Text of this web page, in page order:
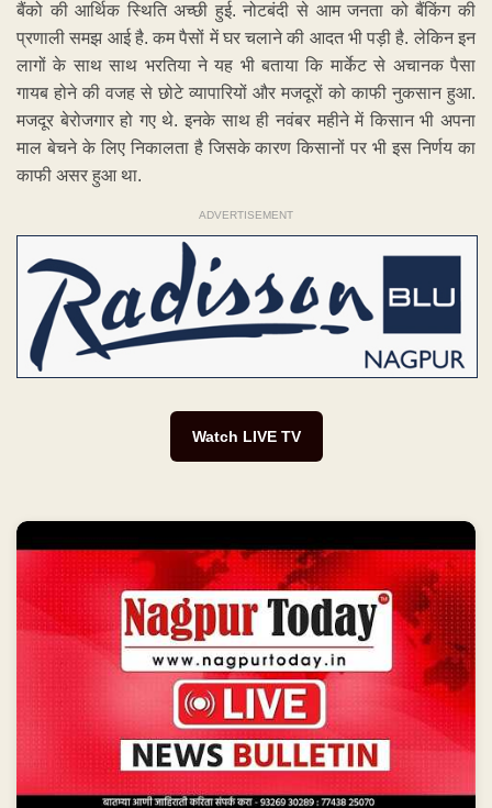
बैंको की आर्थिक स्थिति अच्छी हुई. नोटबंदी से आम जनता को बैंकिंग की
प्रणाली समझ आई है. कम पैसों में घर चलाने की आदत भी पड़ी है. लेकिन इन
लागों के साथ साथ भरतिया ने यह भी बताया कि मार्केट से अचानक पैसा
गायब होने की वजह से छोटे व्यापारियों और मजदूरों को काफी नुकसान हुआ.
मजदूर बेरोजगार हो गए थे. इनके साथ ही नवंबर महीने में किसान भी अपना
माल बेचने के लिए निकालता है जिसके कारण किसानों पर भी इस निर्णय का
काफी असर हुआ था.
ADVERTISEMENT
Watch LIVE TV